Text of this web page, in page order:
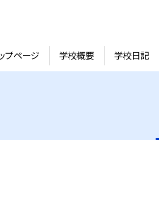
プページ 学校概要 学校日記